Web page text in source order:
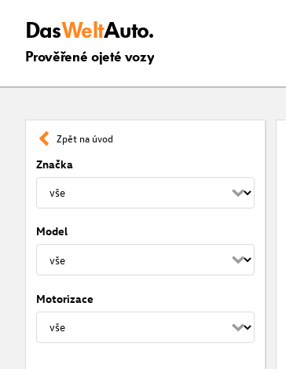
DasWeltAuto.
Prověřené ojeté vozy
Zpět na úvod
Značka
Model
Motorizace